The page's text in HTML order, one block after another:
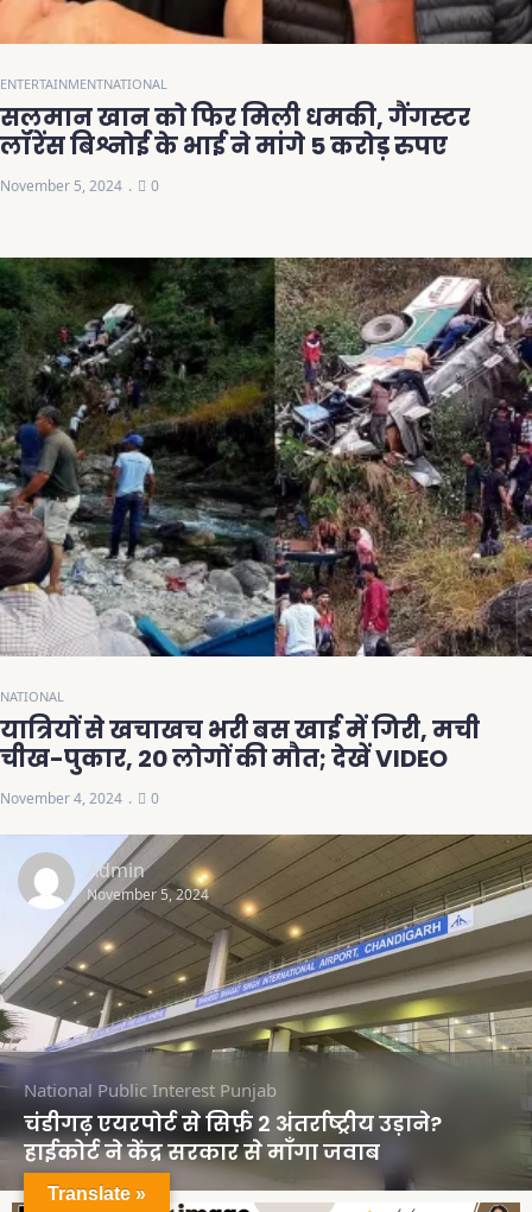
ENTERTAINMENTNATIONAL
सलमान खान को फिर मिली धमकी, गैंगस्टर
लॉरेंस बिश्नोई के भाई ने मांगे 5 करोड़ रुपए
November 5, 2024 0
NATIONAL
यात्रियों से खचाखच भरी बस खाई में गिरी, मची
चीख-पुकार, 20 लोगों की मौत; देखें VIDEO
November 4, 2024 0
Admin
November 5, 2024
National Public Interest Punjab
चंडीगढ़ एयरपोर्ट से सिर्फ़ 2 अंतर्राष्ट्रीय उड़ाने?
हाईकोर्ट ने केंद्र सरकार से माँगा जवाब
Translate »